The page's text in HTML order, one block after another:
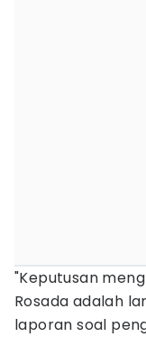
"Keputusan
Rosada adalah
laporan soal